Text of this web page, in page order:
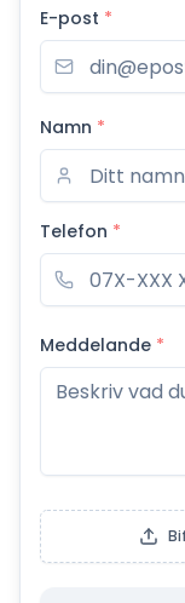
E-post *
Namn *
Telefon *
Meddelande *